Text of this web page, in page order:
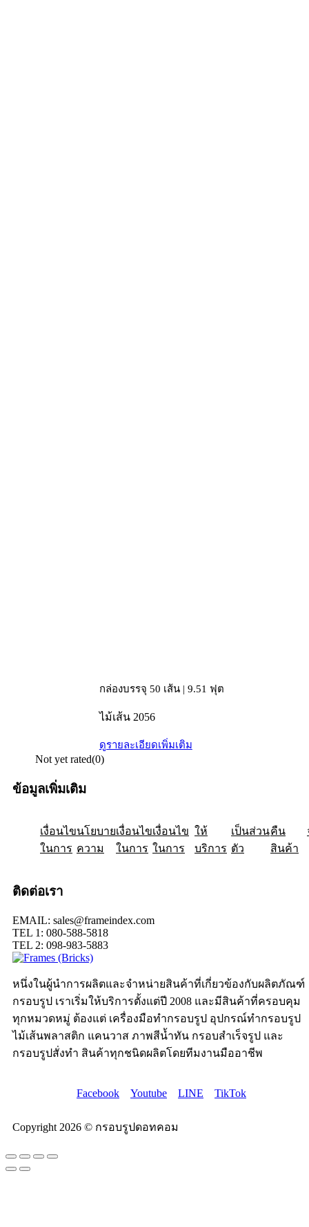
กล่องบรรจุ 50 เส้น | 9.51 ฟุต
ไม้เส้น 2056
ดูรายละเอียดเพิ่มเติม
Not yet rated(0)
หนึ่งในผู้นำการผลิตและจำหน่ายสินค้าที่เกี่ยวข้องกับผลิตภัณฑ์
กรอบรูป เราเริ่มให้บริการตั้งแต่ปี 2008 และมีสินค้าที่ครอบคุม
ทุกหมวดหมู่ ต้องแต่ เครื่องมือทำกรอบรูป อุปกรณ์ทำกรอบรูป
ไม้เส้นพลาสติก แคนวาส ภาพสีน้ำทัน กรอบสำเร็จรูป และ
กรอบรูปสั่งทำ สินค้าทุกชนิดผลิตโดยทีมงานมืออาชีพ
Facebook Youtube LINE TikTok
Copyright 2026 © กรอบรูปดอทคอม
ข้อมูลเพิ่มเติม
เงื่อนไข
ในการ
ให้
บริการ
นโยบาย
ความ
เป็นส่วน
ตัว
เงื่อนไข
ในการ
คืน
สินค้า
เงื่อนไข
ในการ
ติดต่อเรา
EMAIL: sales@frameindex.com
TEL 1: 080-588-5818
TEL 2: 098-983-5883